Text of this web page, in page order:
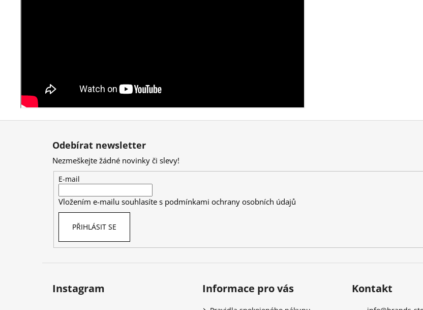
Odebírat newsletter
Nezmeškejte žádné novinky či slevy!
E-mail
Vložením e-mailu souhlasíte s podmínkami ochrany osobních údajů
PŘIHLÁSIT SE
Instagram Informace pro vás Kontakt